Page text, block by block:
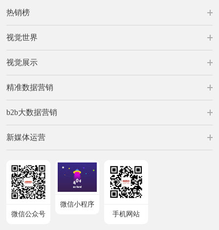
热销榜
视觉世界
视觉展示
精准数据营销
b2b大数据营销
新媒体运营
微信公众号
微信小程序
手机网站